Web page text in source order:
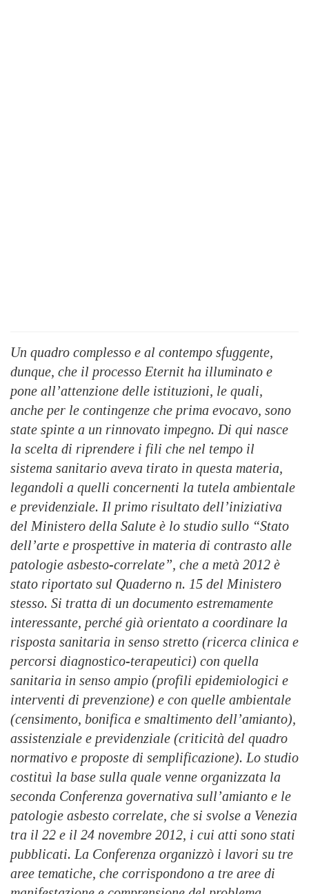
Un quadro complesso e al contempo sfuggente,
dunque, che il processo Eternit ha illuminato e
pone all’attenzione delle istituzioni, le quali,
anche per le contingenze che prima evocavo, sono
state spinte a un rinnovato impegno. Di qui nasce
la scelta di riprendere i fili che nel tempo il
sistema sanitario aveva tirato in questa materia,
legandoli a quelli concernenti la tutela ambientale
e previdenziale. Il primo risultato dell’iniziativa
del Ministero della Salute è lo studio sullo “Stato
dell’arte e prospettive in materia di contrasto alle
patologie asbesto-correlate”, che a metà 2012 è
stato riportato sul Quaderno n. 15 del Ministero
stesso. Si tratta di un documento estremamente
interessante, perché già orientato a coordinare la
risposta sanitaria in senso stretto (ricerca clinica e
percorsi diagnostico-terapeutici) con quella
sanitaria in senso ampio (profili epidemiologici e
interventi di prevenzione) e con quelle ambientale
(censimento, bonifica e smaltimento dell’amianto),
assistenziale e previdenziale (criticità del quadro
normativo e proposte di semplificazione). Lo studio
costituì la base sulla quale venne organizzata la
seconda Conferenza governativa sull’amianto e le
patologie asbesto correlate, che si svolse a Venezia
tra il 22 e il 24 novembre 2012, i cui atti sono stati
pubblicati. La Conferenza organizzò i lavori su tre
aree tematiche, che corrispondono a tre aree di